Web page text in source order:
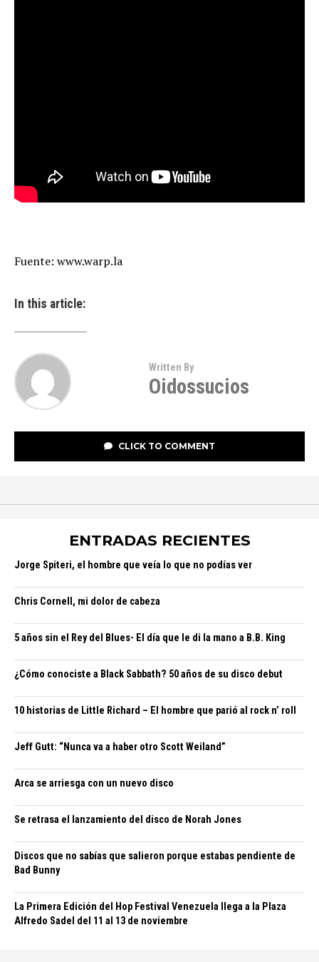
Fuente: www.warp.la
In this article:
Written By
Oidossucios
CLICK TO COMMENT
ENTRADAS RECIENTES
Jorge Spiteri, el hombre que veía lo que no podías ver
Chris Cornell, mi dolor de cabeza
5 años sin el Rey del Blues- El día que le di la mano a B.B. King
¿Cómo conociste a Black Sabbath? 50 años de su disco debut
10 historias de Little Richard – El hombre que parió al rock n’ roll
Jeff Gutt: “Nunca va a haber otro Scott Weiland”
Arca se arriesga con un nuevo disco
Se retrasa el lanzamiento del disco de Norah Jones
Discos que no sabías que salieron porque estabas pendiente de
Bad Bunny
La Primera Edición del Hop Festival Venezuela llega a la Plaza
Alfredo Sadel del 11 al 13 de noviembre